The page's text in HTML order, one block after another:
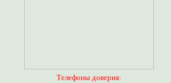
Телефоны доверия: